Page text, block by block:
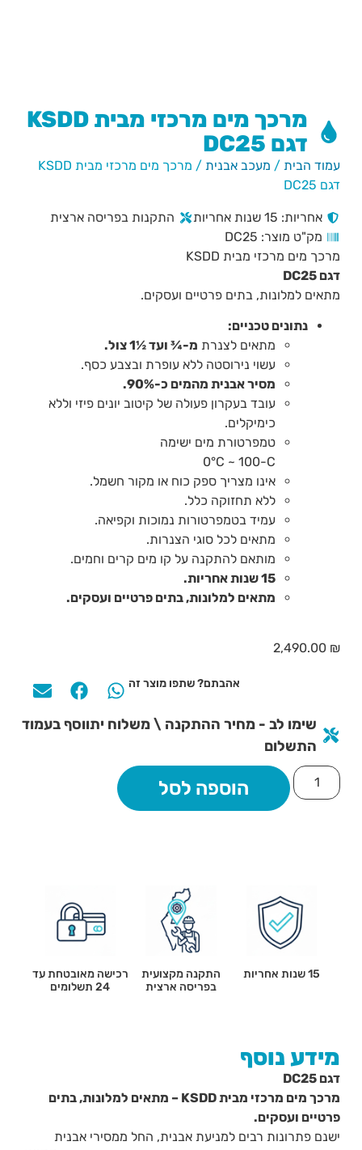
מרכך מים מרכזי מבית KSDD
דגם DC25
עמוד הבית / מעכב אבנית
/ מרכך מים מרכזי מבית KSDD
דגם DC25
אחריות: 15 שנות אחריות
התקנות בפריסה ארצית
מק"ט מוצר: DC25
מרכך מים מרכזי מבית KSDD
דגם DC25
מתאים למלונות, בתים פרטיים ועסקים.
נתונים טכניים:
מתאים לצנרת מ-¾ ועד ½1 צול.
עשוי נירוסטה ללא עופרת ובצבע כסף.
מסיר אבנית מהמים כ-90%.
עובד בעקרון פעולה של קיטוב יונים פיזי וללא
כימיקלים.
טמפרטורת מים ישימה
0°C ~ 100-C
אינו מצריך ספק כוח או מקור חשמל.
ללא תחזוקה כלל.
עמיד בטמפרטורות נמוכות וקפיאה.
מתאים לכל סוגי הצנרות.
מותאם להתקנה על קו מים קרים וחמים.
15 שנות אחריות.
מתאים למלונות, בתים פרטיים ועסקים.
2,490.00 ₪
אהבתם? שתפו מוצר זה
שימו לב - מחיר ההתקנה \ משלוח יתווסף בעמוד
התשלום
הוספה לסל
15 שנות אחריות
התקנה מקצועית
בפריסה ארצית
רכישה מאובטחת עד
24 תשלומים
מידע נוסף
דגם DC25
מרכך מים מרכזי מבית KSDD – מתאים למלונות, בתים
פרטיים ועסקים.
ישנם פתרונות רבים למניעת אבנית, החל ממסירי אבנית